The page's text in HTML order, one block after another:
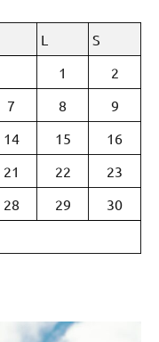
L
S
1
2
7 8
9
14 15
16
21 22
23
28 29
30